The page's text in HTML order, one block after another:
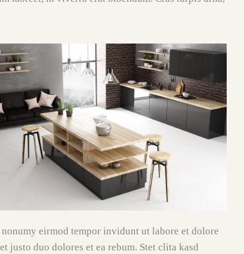
eirmod tempor invidunt ut labore et dolore
justo duo dolores et ea rebum. Stet clita kasd